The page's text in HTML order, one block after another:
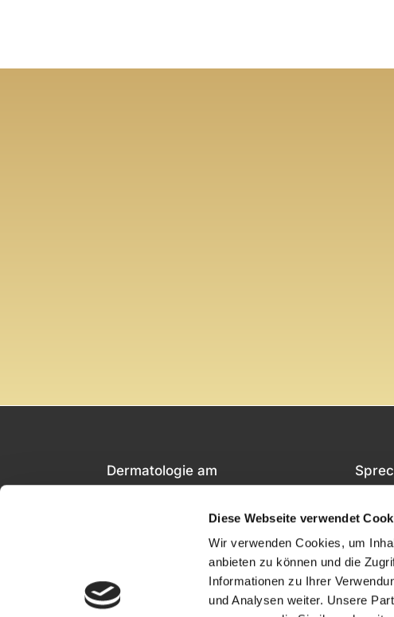
Diese Webseite verwendet
Wir verwenden Cookies, um
anbieten zu können und die
Informationen zu Ihrer
und Analysen weiter. Unsere
Dermatologie am
80538 München
Tel
089 232 363 23
Mi
Do
Fr